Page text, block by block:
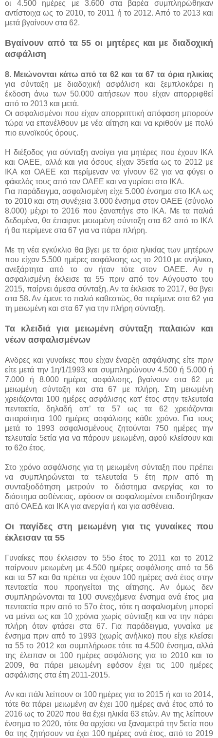
οι 4.500 ημέρες με 3.600 στα βαρέα συμπληρώθηκαν
αντίστοιχα ως το 2010, το 2011 ή το 2012. Από το 2013 και
μετά βγαίνουν στα 62.
Βγαίνουν από τα 55 οι μητέρες και με διαδοχική
ασφάλιση
8. Μειώνονται κάτω από τα 62 και τα 67 τα όρια ηλικίας
για σύνταξη με διαδοχική ασφάλιση και ξεμπλοκάρει η
έκδοση άνω των 50.000 αιτήσεων που είχαν απορριφθεί
από το 2013 και μετά.
Οι ασφαλισμένοι που είχαν απορριπτική απόφαση μπορούν
τώρα να επανέλθουν με νέα αίτηση και να κριθούν με πολύ
πιο ευνοϊκούς όρους.
Η διέξοδος για σύνταξη ανοίγει για μητέρες που έχουν ΙΚΑ
και ΟΑΕΕ, αλλά και για όσους είχαν 35ετία ως το 2012 με
ΙΚΑ και ΟΑΕΕ και περίμεναν να γίνουν 62 για να φύγει ο
φάκελός τους από τον ΟΑΕΕ και να γυρίσει στο ΙΚΑ.
Για παράδειγμα, ασφαλισμένη είχε 5.000 ένσημα στο ΙΚΑ ως
το 2010 και στη συνέχεια 3.000 ένσημα στον ΟΑΕΕ (σύνολο
8.000) μέχρι το 2016 που ξαναπήγε στο ΙΚΑ. Με τα παλιά
δεδομένα, θα έπαιρνε μειωμένη σύνταξη στα 62 από το ΙΚΑ
ή θα περίμενε στα 67 για να πάρει πλήρη.
Με τη νέα εγκύκλιο θα βγει με τα όρια ηλικίας των μητέρων
που είχαν 5.500 ημέρες ασφάλισης ως το 2010 με ανήλικο,
ανεξάρτητα από το αν ήταν τότε στον ΟΑΕΕ. Αν η
ασφαλισμένη έκλεισε τα 55 πριν από τον Αύγουστο του
2015, παίρνει άμεσα σύνταξη. Αν τα έκλεισε το 2017, θα βγει
στα 58. Αν έμενε το παλιό καθεστώς, θα περίμενε στα 62 για
τη μειωμένη και στα 67 για την πλήρη σύνταξη.
Τα κλειδιά για μειωμένη σύνταξη παλαιών και
νέων ασφαλισμένων
Ανδρες και γυναίκες που είχαν έναρξη ασφάλισης είτε πριν
είτε μετά την 1η/1/1993 και συμπληρώνουν 4.500 ή 5.000 ή
7.000 ή 8.000 ημέρες ασφάλισης, βγαίνουν στα 62 με
μειωμένη σύνταξη και στα 67 με πλήρη. Στη μειωμένη
χρειάζονται 100 ημέρες ασφάλισης κατ’ έτος στην τελευταία
πενταετία, δηλαδή απ’ τα 57 ως τα 62 χρειάζονται
απαραίτητα 100 ημέρες ασφάλισης κάθε χρόνο. Για τους
μετά το 1993 ασφαλισμένους ζητούνται 750 ημέρες την
τελευταία 5ετία για να πάρουν μειωμένη, αφού κλείσουν και
το 62ο έτος.
Στο χρόνο ασφάλισης για τη μειωμένη σύνταξη που πρέπει
να συμπληρώνεται τα τελευταία 5 έτη πριν από τη
συνταξιοδότηση μετρούν το διάστημα ανεργίας και το
διάστημα ασθένειας, εφόσον οι ασφαλισμένοι επιδοτήθηκαν
από ΟΑΕΔ και ΙΚΑ για ανεργία ή και για ασθένεια.
Οι παγίδες στη μειωμένη για τις γυναίκες που
έκλεισαν τα 55
Γυναίκες που έκλεισαν το 55ο έτος το 2011 και το 2012
παίρνουν μειωμένη με 4.500 ημέρες ασφάλισης από τα 56
και τα 57 και θα πρέπει να έχουν 100 ημέρες ανά έτος στην
πενταετία που προηγείται της αίτησης. Αν όμως δεν
συμπληρώνονται τα 100 συνεχόμενα ένσημα ανά έτος μια
πενταετία πριν από το 57ο έτος, τότε η ασφαλισμένη μπορεί
να μείνει ως και 10 χρόνια χωρίς σύνταξη και να την πάρει
πλήρη όταν φτάσει στα 67. Για παράδειγμα, γυναίκα με
ένσημα πριν από το 1993 (χωρίς ανήλικο) που είχε κλείσει
τα 55 το 2012 και συμπλήρωσε τότε τα 4.500 ένσημα, αλλά
της έλειπαν οι 100 ημέρες ασφάλισης για το 2010 και το
2009, θα πάρει μειωμένη εφόσον έχει τις 100 ημέρες
ασφάλισης στα έτη 2011-2015.
Αν και πάλι λείπουν οι 100 ημέρες για το 2015 ή και το 2014,
τότε θα πάρει μειωμένη αν έχει 100 ημέρες ανά έτος από το
2016 ως το 2020 που θα έχει ηλικία 63 ετών. Αν της λείπουν
ένσημα το 2020, τότε θα αρχίσει να ξαναμετρά την 5ετία που
θα της ζητήσουν να έχει 100 ημέρες ανά έτος, από το 2019